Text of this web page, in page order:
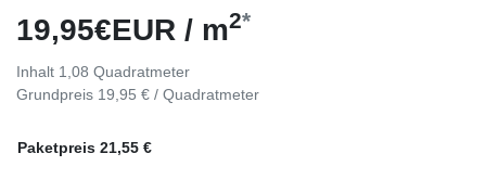
19,95€EUR / m2*
Inhalt 1,08 Quadratmeter
Grundpreis 19,95 € / Quadratmeter
Paketpreis 21,55 €